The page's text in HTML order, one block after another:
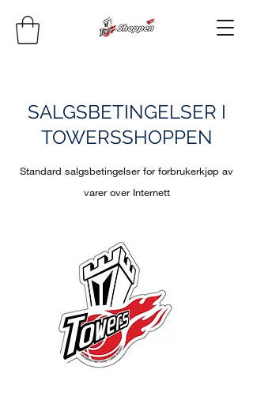
SALGSBETINGELSER I
TOWERSSHOPPEN
Standard salgsbetingelser for forbrukerkjøp av
varer over Internett